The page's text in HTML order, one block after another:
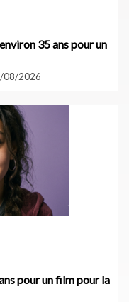
35 ans pour un
08/2026
pour un film pour la